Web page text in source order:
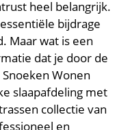
heel belangrijk.
bijdrage
Maar wat is een
dat je door de
Wonen
slaapafdeling met
collectie van
en